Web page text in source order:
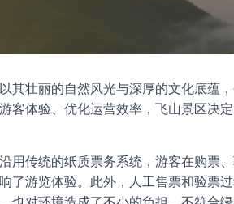
其壮丽的自然风光与深厚的文化底蕴
客体验、优化运营效率，飞山景区决
用传统的纸质票务系统，游客在购票
了游览体验。此外，人工售票和验票